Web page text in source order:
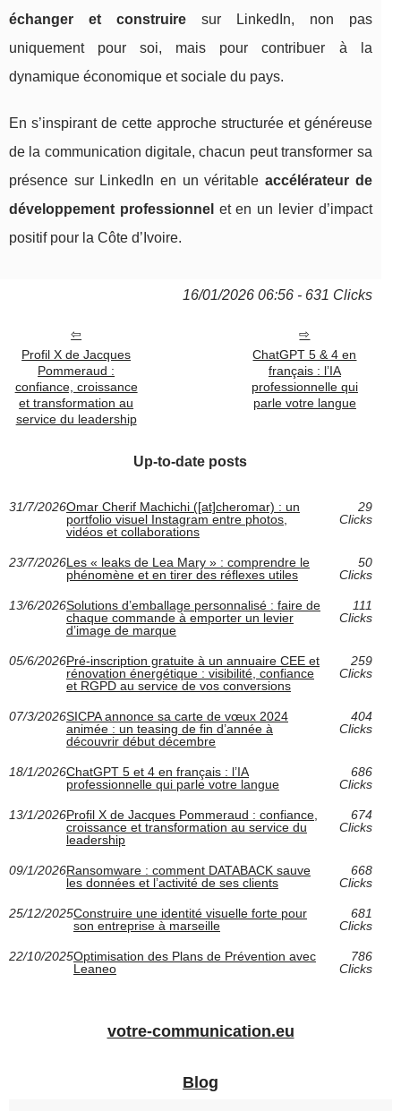
échanger et construiresur LinkedIn, non pas
uniquement pour soi, mais pour contribuer à la
dynamique économique et sociale du pays.
En s’inspirant de cette approche structurée et généreuse
de la communication digitale, chacun peut transformer sa
présence sur LinkedIn en un véritable accélérateur de
développement professionnel et en un levier d’impact
positif pour la Côte d’Ivoire.
16/01/2026 06:56 - 631 Clicks
Profil X de Jacques
Pommeraud :
confiance, croissance
et transformation au
service du leadership
ChatGPT 5 & 4 en
français : l’IA
professionnelle qui
parle votre langue
Up-to-date posts
31/7/2026Omar Cherif Machichi ([at]cheromar) : un
portfolio visuel Instagram entre photos,
vidéos et collaborations
29
Clicks
23/7/2026Les « leaks de Lea Mary » : comprendre le
phénomène et en tirer des réflexes utiles
50
Clicks
13/6/2026Solutions d’emballage personnalisé : faire de
chaque commande à emporter un levier
d’image de marque
111
Clicks
05/6/2026Pré-inscription gratuite à un annuaire CEE et
rénovation énergétique : visibilité, confiance
et RGPD au service de vos conversions
259
Clicks
07/3/2026SICPA annonce sa carte de vœux 2024
animée : un teasing de fin d’année à
découvrir début décembre
404
Clicks
18/1/2026ChatGPT 5 et 4 en français : l’IA
professionnelle qui parle votre langue
686
Clicks
13/1/2026Profil X de Jacques Pommeraud : confiance,
croissance et transformation au service du
leadership
674
Clicks
09/1/2026Ransomware : comment DATABACK sauve
les données et l’activité de ses clients
668
Clicks
25/12/2025Construire une identité visuelle forte pour
son entreprise à marseille
681
Clicks
22/10/2025Optimisation des Plans de Prévention avec
Leaneo
786
Clicks
votre-communication.eu
Blog